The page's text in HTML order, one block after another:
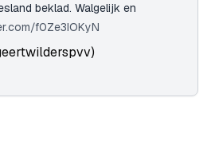
beklad. Walgelijk en
f0Ze3IOKyN